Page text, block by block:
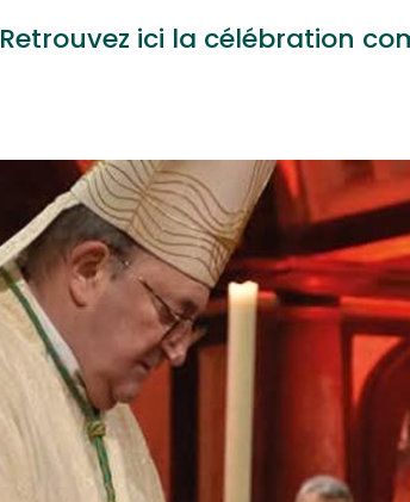
Retrouvez ici la célébration